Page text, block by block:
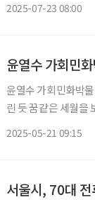
2025-07-23 08:00
윤열수 가회민
윤열수 가회민화박
린 듯 꿈같은 세월을
2025-05-21 09:15
서울시, 70대 전